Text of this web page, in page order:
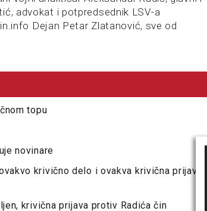
advokat i potpredsednik LSV-a
Dejan Petar Zlatanović, sve od
topu
novinare
krivično delo i ovakva krivična prijava
krivična prijava protiv Radića čin